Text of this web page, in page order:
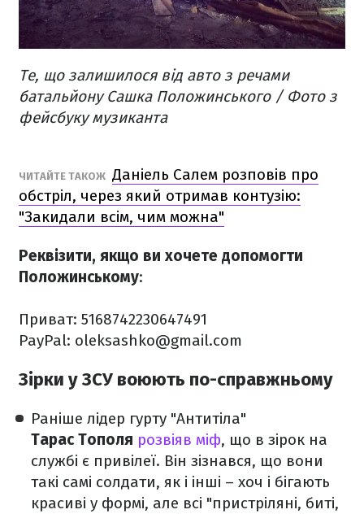
Те, що залишилося від авто з речами
батальйону Сашка Положинського / Фото з
фейсбуку музиканта
ЧИТАЙТЕ ТАКОЖ Даніель Салем розповів про
обстріл, через який отримав контузію:
"Закидали всім, чим можна"
Реквізити, якщо ви хочете допомогти
Положинському:
Приват: 5168742230647491
PayPal: oleksashko@gmail.com
Зірки у ЗСУ воюють по-справжньому
Раніше лідер гурту "Антитіла"
Тарас Тополя розвіяв міф, що в зірок на
службі є привілеї. Він зізнався, що вони
такі самі солдати, як і інші – хоч і бігають
красиві у формі, але всі "пристріляні, биті,